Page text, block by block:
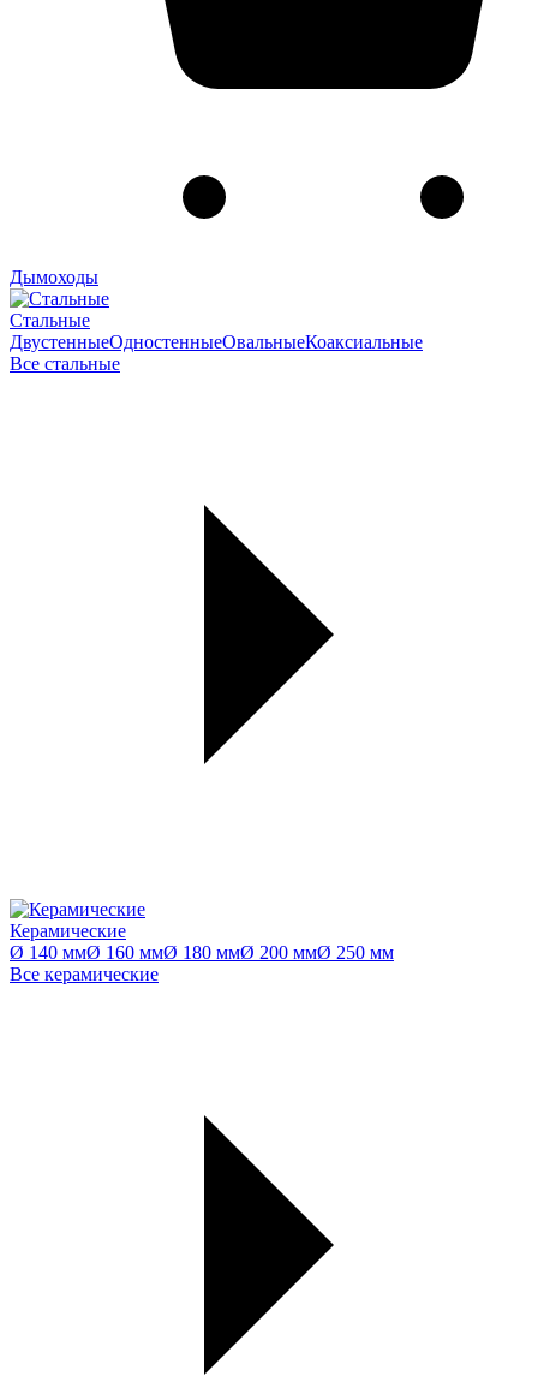
Дымоходы
Стальные
ДвустенныеОдностенныеОвальныеКоаксиальные
Все стальные
Керамические
Ø 140 ммØ 160 ммØ 180 ммØ 200 ммØ 250 мм
Все керамические